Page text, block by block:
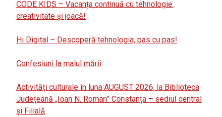
CODE KIDS – Vacanța continuă cu tehnologie,
creativitate și joacă!
Hi Digital – Descoperă tehnologia, pas cu pas!
Confesiuni la malul mării
Activități culturale în luna AUGUST 2026, la Biblioteca
Județeană „Ioan N. Roman” Constanța – sediul central
și Filială